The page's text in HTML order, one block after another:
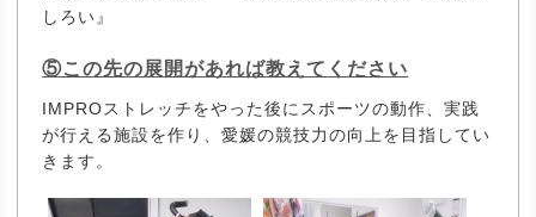
しろい』
⑤この先の展開があれば教えてください
IMPROストレッチをやった後にスポーツの動作、実践
が行える施設を作り、愛媛の競技力の向上を目指してい
きます。